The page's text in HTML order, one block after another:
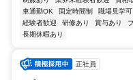
車通勤OK
固定時間制 職場見学可
経験者歓迎
研修あり 賞与あり
長期休暇あり
正社員